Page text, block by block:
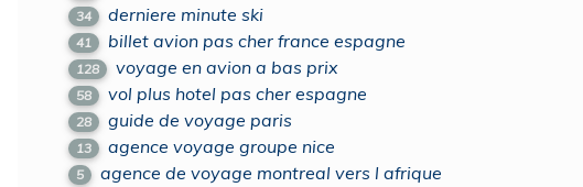
34 derniere minute ski
41 billet avion pas cher france espagne
128 voyage en avion a bas prix
58 vol plus hotel pas cher espagne
28 guide de voyage paris
13 agence voyage groupe nice
5 agence de voyage montreal vers l afrique